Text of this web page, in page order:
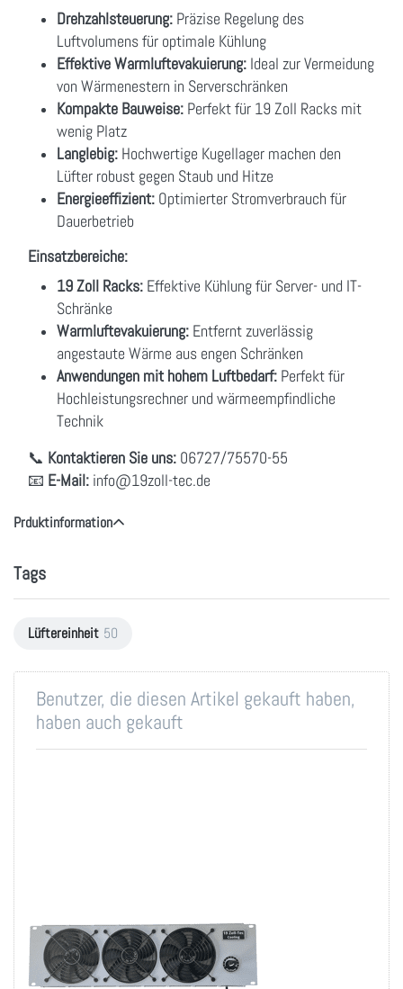
Drehzahlsteuerung: Präzise Regelung des
Luftvolumens für optimale Kühlung
Effektive Warmluftevakuierung: Ideal zur Vermeidung
von Wärmenestern in Serverschränken
Kompakte Bauweise: Perfekt für 19 Zoll Racks mit
wenig Platz
Langlebig: Hochwertige Kugellager machen den
Lüfter robust gegen Staub und Hitze
Energieeffizient: Optimierter Stromverbrauch für
Dauerbetrieb
Einsatzbereiche:
19 Zoll Racks: Effektive Kühlung für Server- und IT-
Schränke
Warmluftevakuierung: Entfernt zuverlässig
angestaute Wärme aus engen Schränken
Anwendungen mit hohem Luftbedarf: Perfekt für
Hochleistungsrechner und wärmeempfindliche
Technik
📞 Kontaktieren Sie uns: 06727/75570-55
📧 E-Mail: info@19zoll-tec.de
Prduktinformation
Tags
Lüftereinheit 50
Benutzer, die diesen Artikel gekauft haben,
haben auch gekauft
Steuerbare Einheit
mit 3 Turbolüftern